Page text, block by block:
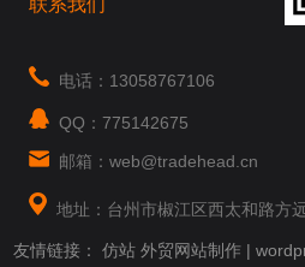
联系我们
电话：13058767106
QQ：775142675
邮箱：web@tradehead.cn
地址：台州市椒江区西太和路方
友情链接：仿站 外贸网站制作 |